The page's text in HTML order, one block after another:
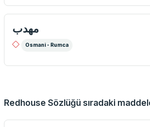
مهدب
Osmani - Rumca
Redhouse Sözlüğü sıradaki